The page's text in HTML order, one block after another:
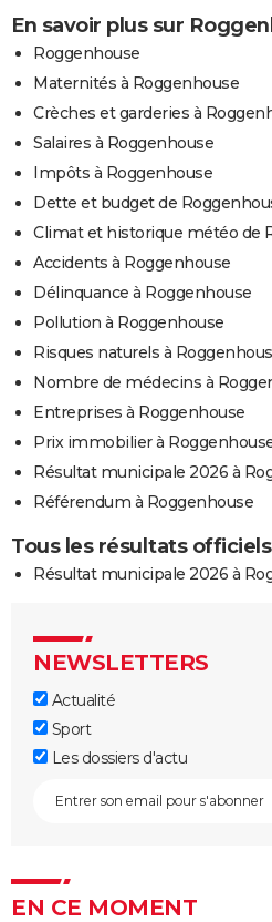
En savoir plus sur
Roggenhouse
Maternités à Roggenhouse
Crèches et garderies à
Salaires à Roggenhouse
Impôts à Roggenhouse
Dette et budget de
Climat et historique météo de
Accidents à Roggenhouse
Délinquance à Roggenhouse
Pollution à Roggenhouse
Risques naturels à
Nombre de médecins à
Entreprises à Roggenhouse
Prix immobilier à
Résultat municipale 2026 à
Référendum à Roggenhouse
Tous les résultats
Résultat municipale 2026 à
NEWSLETTERS
Actualité
Sport
Les dossiers d'actu
EN CE MOMENT